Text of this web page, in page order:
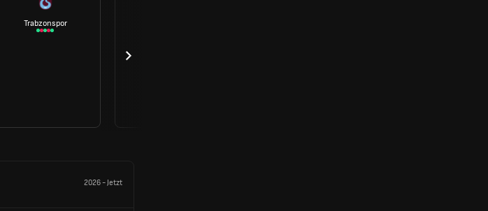
Trabzonspor
2026-Jetzt